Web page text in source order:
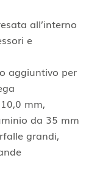
all’interno
e
aggiuntivo per
mm,
da 35 mm
grandi,